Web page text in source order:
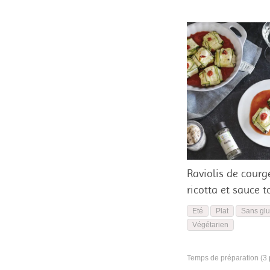
Raviolis de
ricotta et sauce
Eté Plat
Sans
Végétarien
Temps de préparation (3